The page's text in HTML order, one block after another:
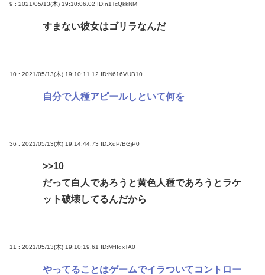
9 : 2021/05/13(木) 19:10:06.02 ID:n1TcQkkNM
すまない彼女はゴリラなんだ
10 : 2021/05/13(木) 19:10:11.12 ID:N616VUB10
自分で人種アピールしといて何を
36 : 2021/05/13(木) 19:14:44.73 ID:XqP/BGjP0
>>10
だって白人であろうと黄色人種であろうとラケ
ット破壊してるんだから
11 : 2021/05/13(木) 19:10:19.61 ID:MfIIdxTA0
やってることはゲームでイラついてコントロー